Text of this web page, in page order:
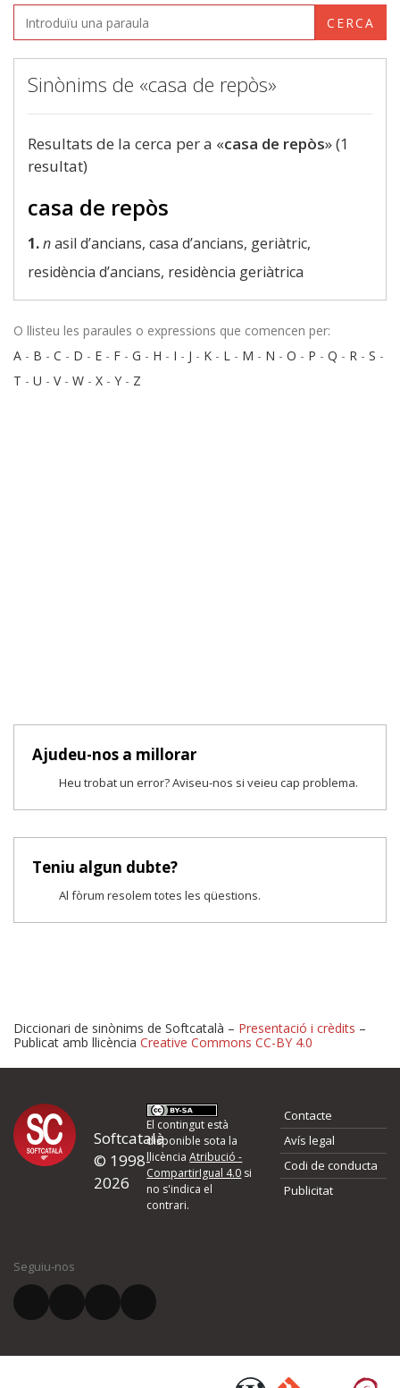
CERCA
Sinònims de «casa de repòs»
Resultats de la cerca per a «casa de repòs» (1
resultat)
casa de repòs
1.nasil d’ancians, casa d’ancians, geriàtric,
residència d’ancians, residència geriàtrica
O llisteu les paraules o expressions que comencen per:
A - B - C - D - E - F - G - H - I - J - K - L - M - N - O - P - Q - R - S -
T - U - V- W - X - Y - Z
Ajudeu-nos a millorar
Heu trobat un error? Aviseu-nos si veieu cap problema.
Teniu algun dubte?
Al fòrum resolem totes les qüestions.
Proposeu-nos millores o
d'errors
Si heu trobat un error o voleu proposar alguna millora, ompliu els
quina és la millora que proposeu o l'error del qual voleu informar-
El vostre correu electrònic *
Diccionari de sinònims de Softcatalà – Presentació i crèdits –
Publicat amb llicència Creative Commons CC-BY 4.0
Softcatalà
© 1998-
2026
El contingut està
disponible sota la
llicènciaAtribució -
CompartirIgual 4.0 si
no s'indica el
contrari.
Contacte
Avís legal
Codi de conducta
Publicitat
Seguiu-nos